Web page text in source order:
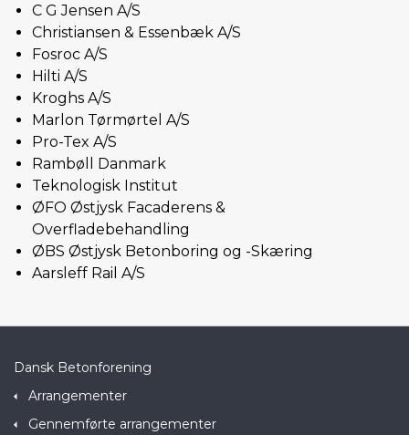
C G Jensen A/S
Christiansen & Essenbæk A/S
Fosroc A/S
Hilti A/S
Kroghs A/S
Marlon Tørmørtel A/S
Pro-Tex A/S
Rambøll Danmark
Teknologisk Institut
ØFO Østjysk Facaderens &
Overfladebehandling
ØBS Østjysk Betonboring og -Skæring
Aarsleff Rail A/S
Dansk Betonforening
Arrangementer
Gennemførte arrangementer